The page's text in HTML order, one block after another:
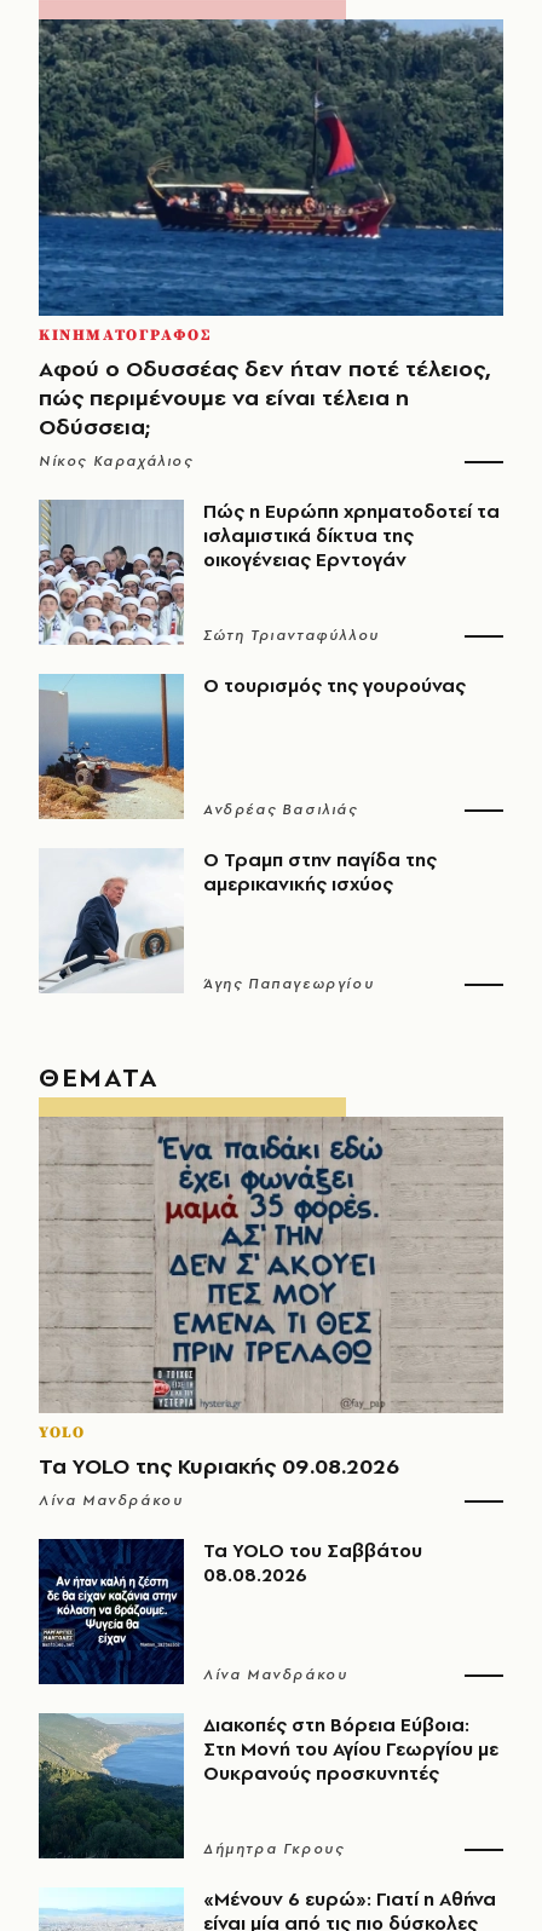
ΚΙΝΗΜΑΤΟΓΡΑΦΟΣ
Αφού ο Οδυσσέας δεν ήταν ποτέ τέλειος,
πώς περιμένουμε να είναι τέλεια η
Οδύσσεια;
Νίκος Καραχάλιος
Πώς η Ευρώπη χρηματοδοτεί τα
ισλαμιστικά δίκτυα της
οικογένειας Ερντογάν
Σώτη Τριανταφύλλου
Ο τουρισμός της γουρούνας
Ανδρέας Βασιλιάς
Ο Τραμπ στην παγίδα της
αμερικανικής ισχύος
Άγης Παπαγεωργίου
ΘΕΜΑΤΑ
YOLO
Τα YOLO της Κυριακής 09.08.2026
Λίνα Μανδράκου
Τα YOLO του Σαββάτου
08.08.2026
Λίνα Μανδράκου
Διακοπές στη Βόρεια Εύβοια:
Στη Μονή του Αγίου Γεωργίου με
Ουκρανούς προσκυνητές
Δήμητρα Γκρους
«Μένουν 6 ευρώ»: Γιατί η Αθήνα
είναι μία από τις πιο δύσκολες